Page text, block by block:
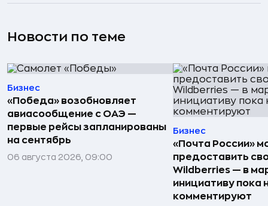
Новости по теме
Бизнес
«Победа» возобновляет
авиасообщение с ОАЭ —
первые рейсы запланированы
на сентябрь
06 августа 2026, 09:00
Бизнес
«Почта России»
предоставить
Wildberries — в
инициативу пока
комментируют